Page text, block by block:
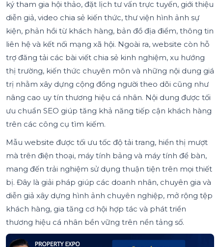
ký tham gia hội thảo, đặt lịch tư vấn trực tuyến, giới thiệu
diễn giả, video chia sẻ kiến thức, thư viện hình ảnh sự
kiện, phản hồi từ khách hàng, bản đồ địa điểm, thông tin
liên hệ và kết nối mạng xã hội. Ngoài ra, website còn hỗ
trợ đăng tải các bài viết chia sẻ kinh nghiệm, xu hướng
thị trường, kiến thức chuyên môn và những nội dung giá
trị nhằm xây dựng cộng đồng người theo dõi cũng như
nâng cao uy tín thương hiệu cá nhân. Nội dung được tối
ưu chuẩn SEO giúp tăng khả năng tiếp cận khách hàng
trên các công cụ tìm kiếm.
Mẫu website được tối ưu tốc độ tải trang, hiển thị mượt
mà trên điện thoại, máy tính bảng và máy tính để bàn,
mang đến trải nghiệm sử dụng thuận tiện trên mọi thiết
bị. Đây là giải pháp giúp các doanh nhân, chuyên gia và
diễn giả xây dựng hình ảnh chuyên nghiệp, mở rộng tệp
khách hàng, gia tăng cơ hội hợp tác và phát triển
thương hiệu cá nhân bền vững trên nền tảng số.